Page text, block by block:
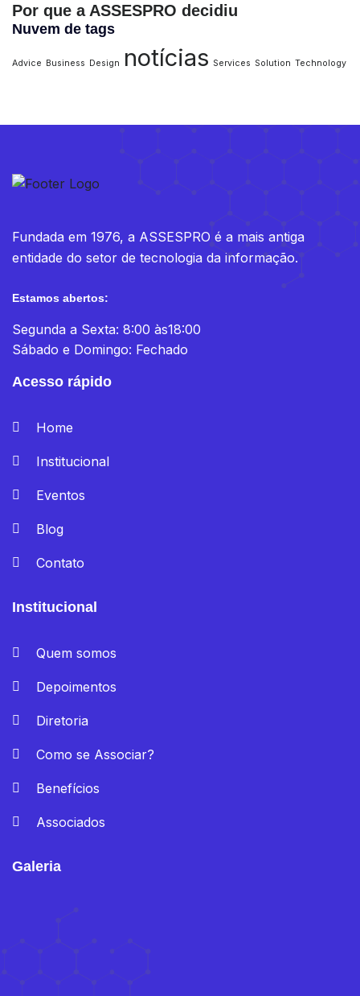
Por que a ASSESPRO decidiu
Nuvem de tags
Advice Business Design notícias Services Solution Technology
Fundada em 1976, a ASSESPRO é a mais antiga
entidade do setor de tecnologia da informação.
Estamos abertos:
Segunda a Sexta: 8:00 às18:00
Sábado e Domingo: Fechado
Acesso rápido
Home
Institucional
Eventos
Blog
Contato
Institucional
Quem somos
Depoimentos
Diretoria
Como se Associar?
Benefícios
Associados
Galeria